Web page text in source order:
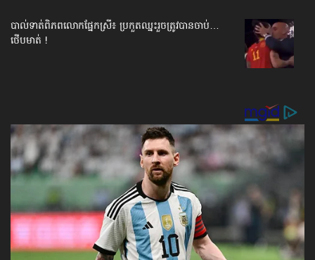
បាល់ទាត់​ពិភពលោក​ផ្នែកស្រី៖ ប្រកួតឈ្នះរួច​ត្រូវបានចាប់…
ថើបមាត់ !